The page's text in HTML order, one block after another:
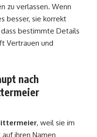
zu verlassen. Wenn
besser, sie korrekt
bestimmte Details
Vertrauen und
nach
, weil sie im
ihren Namen